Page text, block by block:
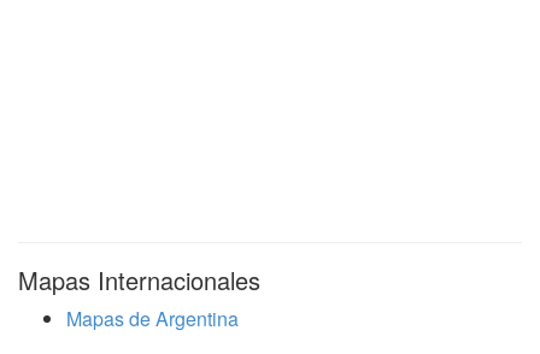
Mapas Internacionales
Mapas de Argentina